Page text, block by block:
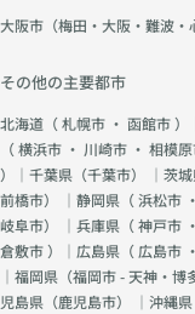
大阪市（梅田・大阪・難波・
その他の主要都市
北海道（札幌市 ・ 函館市）
（横浜市 ・ 川崎市 ・ 相模
）｜千葉県（千葉市） ｜茨
前橋市） ｜静岡県（浜松市 ・
岐阜市） ｜兵庫県（神戸市 ・
倉敷市）｜広島県（ 広島市 ・
｜福岡県（福岡市 - 天神・博
児島県（鹿児島市） ｜沖縄